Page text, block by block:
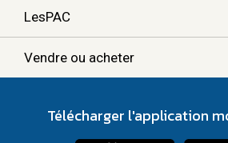
LesPAC
Vendre ou acheter
Télécharger l'application